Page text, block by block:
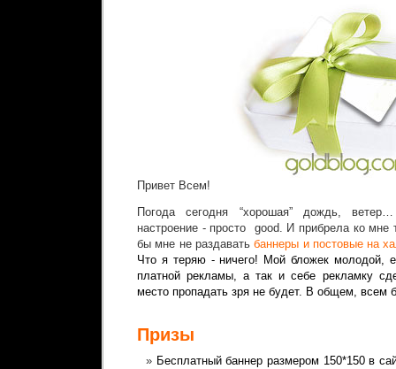
Привет Всем!
Погода сегодня “хорошая” дождь,
настроение - просто good. И прибрела ко мне
бы мне не раздаватьбаннеры и постовые на
Что я теряю - ничего! Мой бложек молодой,
платной рекламы, а так и себе рекламку
место пропадать зря не будет. В общем, всем
Призы
Бесплатный баннер размером 150*150 в